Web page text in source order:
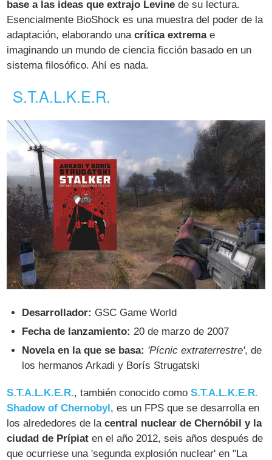
base a las ideas que extrajo Levine de su lectura.
Esencialmente BioShock es una muestra del poder de la
adaptación, elaborando unacrítica extremae
imaginando un mundo de ciencia ficción basado en un
sistema filosófico. Ahí es nada.
S.T.A.L.K.E.R.
Desarrollador: GSC Game World
Fecha de lanzamiento: 20 de marzo de 2007
Novela en la que se basa: 'Pícnic extraterrestre', de
los hermanos Arkadi y Borís Strugatski
S.T.A.L.K.E.R., también conocido comoS.T.A.L.K.E.R.
Shadow of Chernobyl, es un FPS que se desarrolla en
los alrededores de lacentral nuclear de Chernóbil y la
ciudad de Prípiat en el año 2012, seis años después de
que ocurriese una 'segunda explosión nuclear' en "La